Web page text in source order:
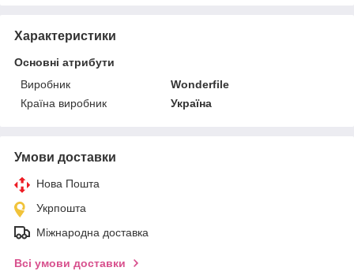
Характеристики
Основні атрибути
Виробник
Wonderfile
Країна виробник
Україна
Умови доставки
Нова Пошта
Укрпошта
Міжнародна доставка
Всі умови доставки